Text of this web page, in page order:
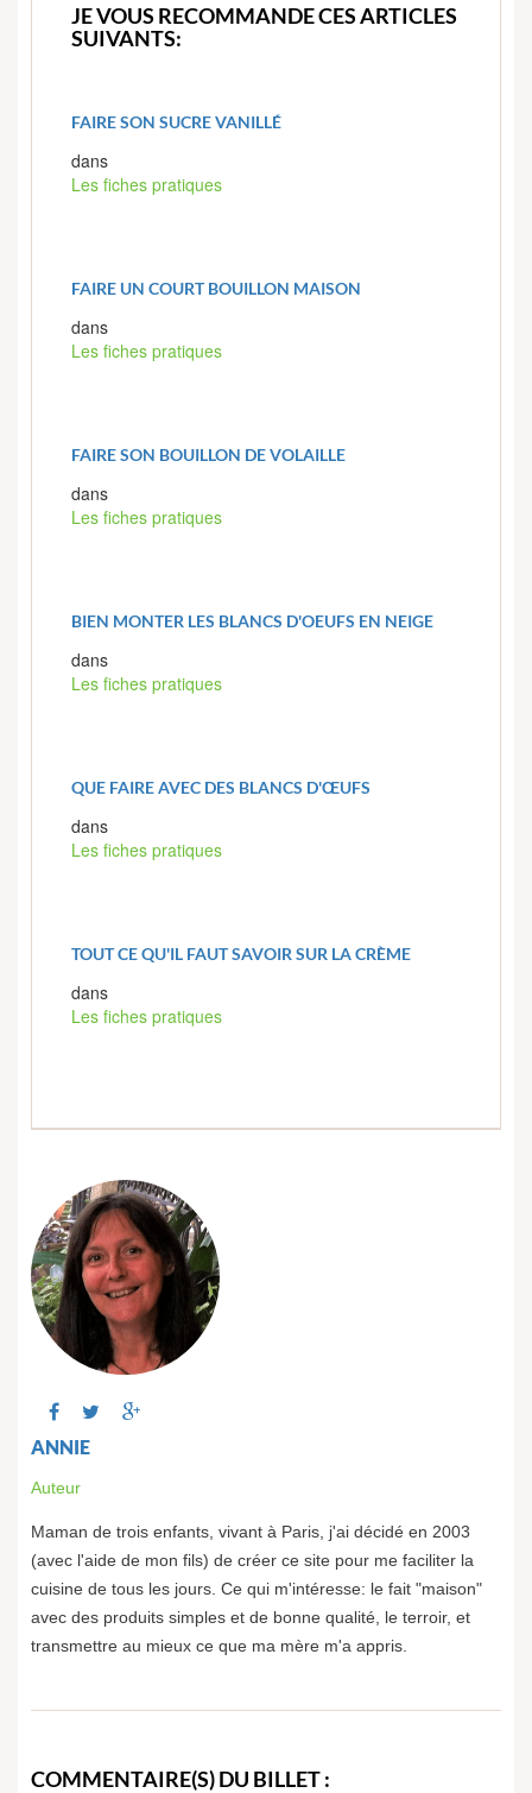
JE VOUS RECOMMANDE CES ARTICLES
SUIVANTS:
FAIRE SON SUCRE VANILLÉ
dans
Les fiches pratiques
FAIRE UN COURT BOUILLON MAISON
dans
Les fiches pratiques
FAIRE SON BOUILLON DE VOLAILLE
dans
Les fiches pratiques
BIEN MONTER LES BLANCS D'OEUFS EN NEIGE
dans
Les fiches pratiques
QUE FAIRE AVEC DES BLANCS D'ŒUFS
dans
Les fiches pratiques
TOUT CE QU'IL FAUT SAVOIR SUR LA CRÈME
dans
Les fiches pratiques
ANNIE
Auteur
Maman de trois enfants, vivant à Paris, j'ai décidé en 2003
(avec l'aide de mon fils) de créer ce site pour me faciliter la
cuisine de tous les jours. Ce qui m'intéresse: le fait "maison"
avec des produits simples et de bonne qualité, le terroir, et
transmettre au mieux ce que ma mère m'a appris.
COMMENTAIRE(S) DU BILLET :